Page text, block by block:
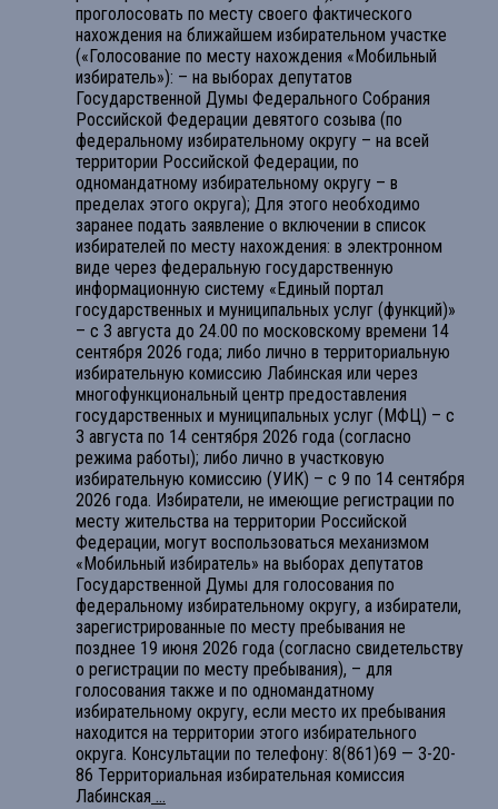
проголосовать по месту своего фактического
нахождения на ближайшем избирательном участке
(«Голосование по месту нахождения «Мобильный
избиратель»): – на выборах депутатов
Государственной Думы Федерального Собрания
Российской Федерации девятого созыва (по
федеральному избирательному округу – на всей
территории Российской Федерации, по
одномандатному избирательному округу – в
пределах этого округа); Для этого необходимо
заранее подать заявление о включении в список
избирателей по месту нахождения: в электронном
виде через федеральную государственную
информационную систему «Единый портал
государственных и муниципальных услуг (функций)»
– с 3 августа до 24.00 по московскому времени 14
сентября 2026 года; либо лично в территориальную
избирательную комиссию Лабинская или через
многофункциональный центр предоставления
государственных и муниципальных услуг (МФЦ) – с
3 августа по 14 сентября 2026 года (согласно
режима работы); либо лично в участковую
избирательную комиссию (УИК) – с 9 по 14 сентября
2026 года. Избиратели, не имеющие регистрации по
месту жительства на территории Российской
Федерации, могут воспользоваться механизмом
«Мобильный избиратель» на выборах депутатов
Государственной Думы для голосования по
федеральному избирательному округу, а избиратели,
зарегистрированные по месту пребывания не
позднее 19 июня 2026 года (согласно свидетельству
о регистрации по месту пребывания), – для
голосования также и по одномандатному
избирательному округу, если место их пребывания
находится на территории этого избирательного
округа. Консультации по телефону: 8(861)69 — 3-20-
86 Территориальная избирательная комиссия
Лабинская ...